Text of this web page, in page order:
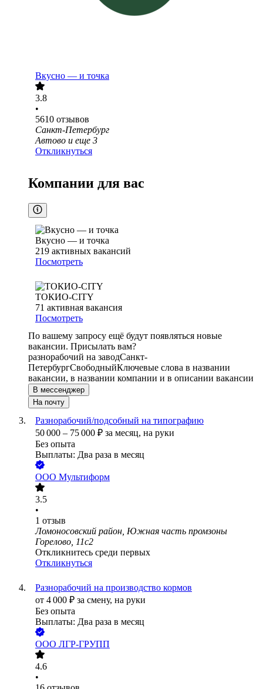
Вкусно — и точка
3.8
•
5610 отзывов
Санкт-Петербург
Автово и еще 3
Откликнуться
Компании для вас
Вкусно — и точка
219 активных вакансий
Посмотреть
ТОКИО-CITY
71 активная вакансия
Посмотреть
По вашему запросу ещё будут появляться новые
вакансии. Присылать вам?
разнорабочий на заводСанкт-
ПетербургСвободныйКлючевые слова в названии
вакансии, в названии компании и в описании вакансии
В мессенджер
На почту
Разнорабочий/подсобный на типографию
50 000 – 75 000 ₽ за месяц, на руки
Без опыта
Выплаты: Два раза в месяц
ООО Мультиформ
3.5
•
1 отзыв
Ломоносовский район, Южная часть промзоны
Горелово, 11с2
Откликнитесь среди первых
Откликнуться
Разнорабочий на производство кормов
от 4 000 ₽ за смену, на руки
Без опыта
Выплаты: Два раза в месяц
ООО ЛГР-ГРУПП
4.6
•